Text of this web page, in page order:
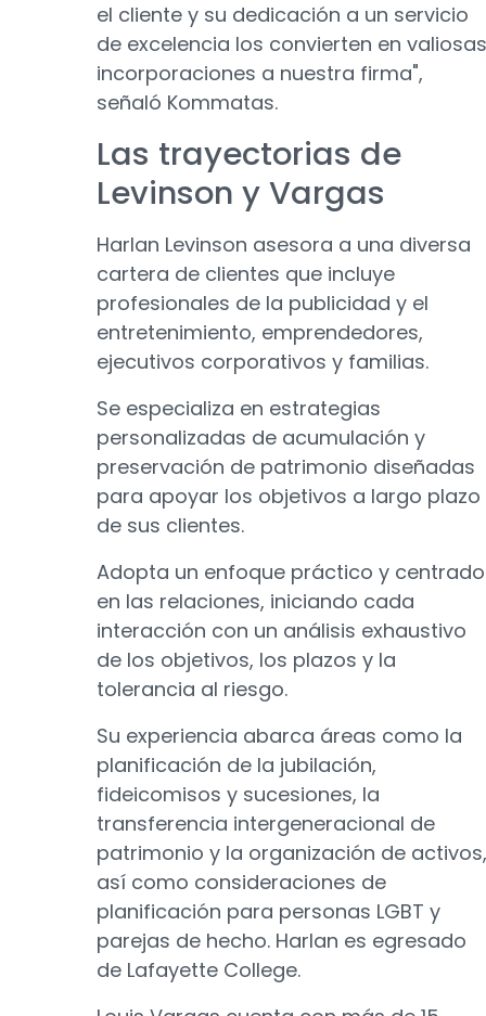
el cliente y su dedicación a un servicio
de excelencia los convierten en valiosas
incorporaciones a nuestra firma",
señaló Kommatas.
Las trayectorias de
Levinson y Vargas
Harlan Levinson asesora a una diversa
cartera de clientes que incluye
profesionales de la publicidad y el
entretenimiento, emprendedores,
ejecutivos corporativos y familias.
Se especializa en estrategias
personalizadas de acumulación y
preservación de patrimonio diseñadas
para apoyar los objetivos a largo plazo
de sus clientes.
Adopta un enfoque práctico y centrado
en las relaciones, iniciando cada
interacción con un análisis exhaustivo
de los objetivos, los plazos y la
tolerancia al riesgo.
Su experiencia abarca áreas como la
planificación de la jubilación,
fideicomisos y sucesiones, la
transferencia intergeneracional de
patrimonio y la organización de activos,
así como consideraciones de
planificación para personas LGBT y
parejas de hecho. Harlan es egresado
de Lafayette College.